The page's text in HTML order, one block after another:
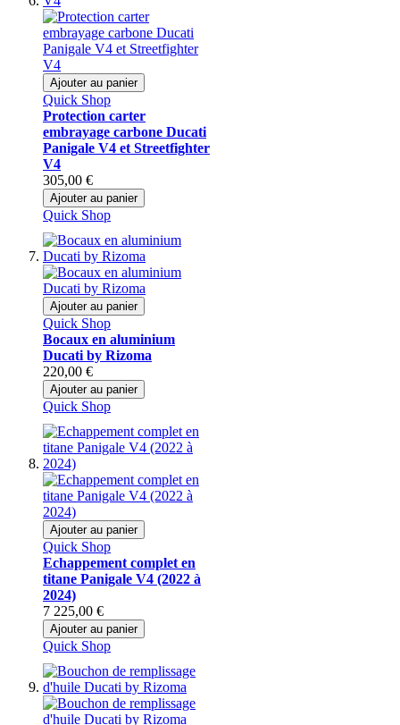
Ajouter au panier
Quick Shop
Protection carter
embrayage carbone Ducati
Panigale V4 et Streetfighter
V4
305,00 €
Ajouter au panier
Quick Shop
Ajouter au panier
Quick Shop
Bocaux en aluminium
Ducati by Rizoma
220,00 €
Ajouter au panier
Quick Shop
Ajouter au panier
Quick Shop
Echappement complet en
titane Panigale V4 (2022 à
2024)
7 225,00 €
Ajouter au panier
Quick Shop